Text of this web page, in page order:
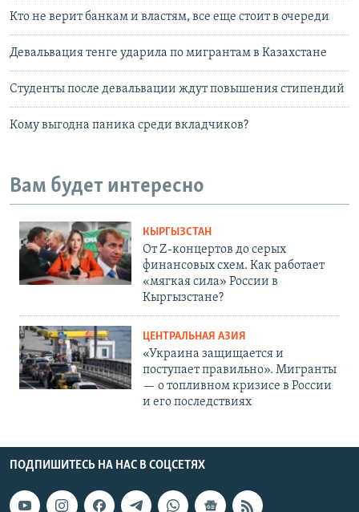
Кто не верит банкам и властям, все еще стоит в очереди
Девальвация тенге ударила по мигрантам в Казахстане
Студенты после девальвации ждут повышения стипендий
Кому выгодна паника среди вкладчиков?
Вам будет интересно
КЫРГЫЗСТАН
От Z-концертов до серых
финансовых схем. Как работает
«мягкая сила» России в
Кыргызстане?
ЦЕНТРАЛЬНАЯ АЗИЯ
«Украина защищается и
поступает правильно». Мигранты
— о топливном кризисе в России
и его последствиях
ПОДПИШИТЕСЬ НА НАС В СОЦСЕТЯХ